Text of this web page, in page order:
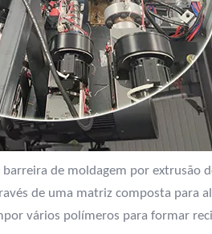
barreira de moldagem por extrusão
de uma matriz composta para
vários polímeros para formar